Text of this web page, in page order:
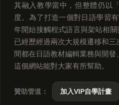
其融入教學當中，但整體仍以
度。為了打造一個對日語學習
年開始接觸程式語言與架站相關
已經歷經過兩次大規模遷移和
間都在日語教材編輯業務與開
這個網站能對大家有所幫助。
贊助管道： 加入VIP自學計畫